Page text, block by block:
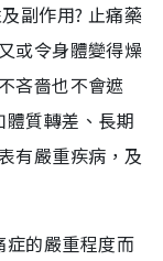
副作用? 止痛藥
或令身體變得燥
吝嗇也不會遮
質轉差、長期
有嚴重疾病，及
的嚴重程度而